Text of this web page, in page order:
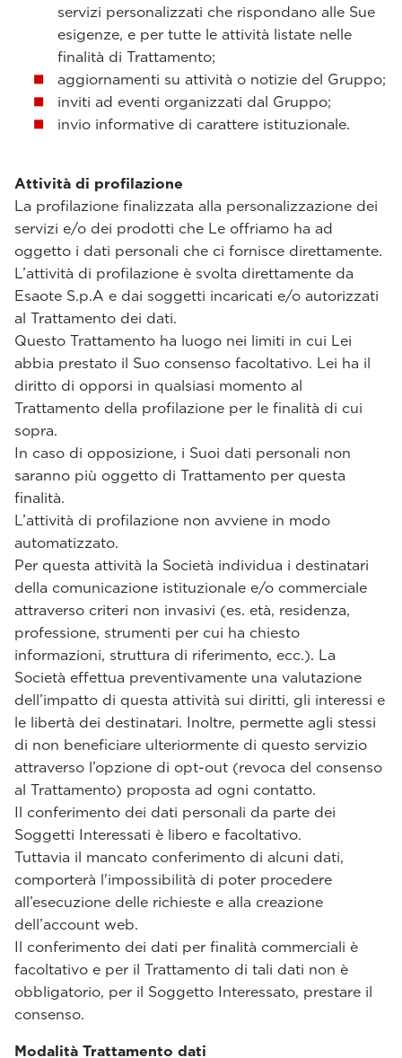
servizi personalizzati che rispondano alle Sue
esigenze, e per tutte le attività listate nelle
finalità di Trattamento;
aggiornamenti su attività o notizie del Gruppo;
inviti ad eventi organizzati dal Gruppo;
invio informative di carattere istituzionale.
Attività di profilazione
La profilazione finalizzata alla personalizzazione dei
servizi e/o dei prodotti che Le offriamo ha ad
oggetto i dati personali che ci fornisce direttamente.
L’attività di profilazione è svolta direttamente da
Esaote S.p.A e dai soggetti incaricati e/o autorizzati
al Trattamento dei dati.
Questo Trattamento ha luogo nei limiti in cui Lei
abbia prestato il Suo consenso facoltativo. Lei ha il
diritto di opporsi in qualsiasi momento al
Trattamento della profilazione per le finalità di cui
sopra.
In caso di opposizione, i Suoi dati personali non
saranno più oggetto di Trattamento per questa
finalità.
L’attività di profilazione non avviene in modo
automatizzato.
Per questa attività la Società individua i destinatari
della comunicazione istituzionale e/o commerciale
attraverso criteri non invasivi (es. età, residenza,
professione, strumenti per cui ha chiesto
informazioni, struttura di riferimento, ecc.). La
Società effettua preventivamente una valutazione
dell’impatto di questa attività sui diritti, gli interessi e
le libertà dei destinatari. Inoltre, permette agli stessi
di non beneficiare ulteriormente di questo servizio
attraverso l’opzione di opt-out (revoca del consenso
al Trattamento) proposta ad ogni contatto.
Il conferimento dei dati personali da parte dei
Soggetti Interessati è libero e facoltativo.
Tuttavia il mancato conferimento di alcuni dati,
comporterà l'impossibilità di poter procedere
all’esecuzione delle richieste e alla creazione
dell’account web.
Il conferimento dei dati per finalità commerciali è
facoltativo e per il Trattamento di tali dati non è
obbligatorio, per il Soggetto Interessato, prestare il
consenso.
Modalità Trattamento dati